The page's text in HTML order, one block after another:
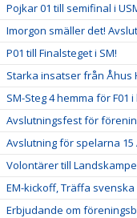
Pojkar 01 till semifinal i
Imorgon smäller det!
P01 till Finalsteget i SM!
Starka insatser från Åhus
SM-Steg 4 hemma för F01
Avslutningsfest för
Avslutning för spelarna 15
Volontärer till
EM-kickoff, Träffa
Erbjudande om